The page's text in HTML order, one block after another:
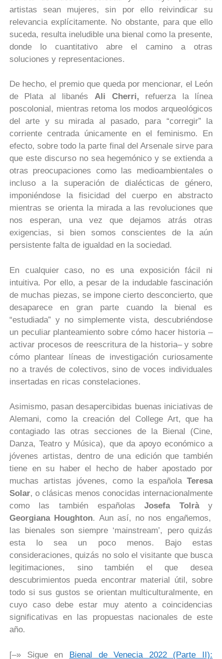
artistas sean mujeres, sin por ello reivindicar su
relevancia explícitamente. No obstante, para que ello
suceda, resulta ineludible una bienal como la presente,
donde lo cuantitativo abre el camino a otras
soluciones y representaciones.
De hecho, el premio que queda por mencionar, el León
de Plata al libanés Ali Cherri, refuerza la línea
poscolonial, mientras retoma los modos arqueológicos
del arte y su mirada al pasado, para “corregir” la
corriente centrada únicamente en el feminismo. En
efecto, sobre todo la parte final del Arsenale sirve para
que este discurso no sea hegemónico y se extienda a
otras preocupaciones como las medioambientales o
incluso a la superación de dialécticas de género,
imponiéndose la fisicidad del cuerpo en abstracto
mientras se orienta la mirada a las revoluciones que
nos esperan, una vez que dejamos atrás otras
exigencias, si bien somos conscientes de la aún
persistente falta de igualdad en la sociedad.
En cualquier caso, no es una exposición fácil ni
intuitiva. Por ello, a pesar de la indudable fascinación
de muchas piezas, se impone cierto desconcierto, que
desaparece en gran parte cuando la bienal es
“estudiada” y no simplemente vista, descubriéndose
un peculiar planteamiento sobre cómo hacer historia –
activar procesos de reescritura de la historia– y sobre
cómo plantear líneas de investigación curiosamente
no a través de colectivos, sino de voces individuales
insertadas en ricas constelaciones.
Asimismo, pasan desapercibidas buenas iniciativas de
Alemani, como la creación del College Art, que ha
contagiado las otras secciones de la Bienal (Cine,
Danza, Teatro y Música), que da apoyo económico a
jóvenes artistas, dentro de una edición que también
tiene en su haber el hecho de haber apostado por
muchas artistas jóvenes, como la españolaTeresa
Solar, o clásicas menos conocidas internacionalmente
como las también españolasJosefa Tolrày
Georgiana Houghton. Aun así, no nos engañemos,
las bienales son siempre ‘mainstream’, pero quizás
esta lo sea un poco menos. Bajo estas
consideraciones, quizás no solo el visitante que busca
legitimaciones, sino también el que desea
descubrimientos pueda encontrar material útil, sobre
todo si sus gustos se orientan multiculturalmente, en
cuyo caso debe estar muy atento a coincidencias
significativas en las propuestas nacionales de este
año.
[–» Sigue en Bienal de Venecia 2022 (Parte II):